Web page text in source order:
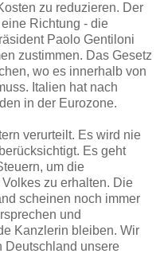
zu reduzieren. Der
Richtung - die
Paolo Gentiloni
zustimmen. Das Gesetz
wo es innerhalb von
Italien hat nach
in der Eurozone.
verurteilt. Es wird nie
Es geht
um die
zu erhalten. Die
scheinen noch immer
und
Kanzlerin bleiben. Wir
Deutschland unsere